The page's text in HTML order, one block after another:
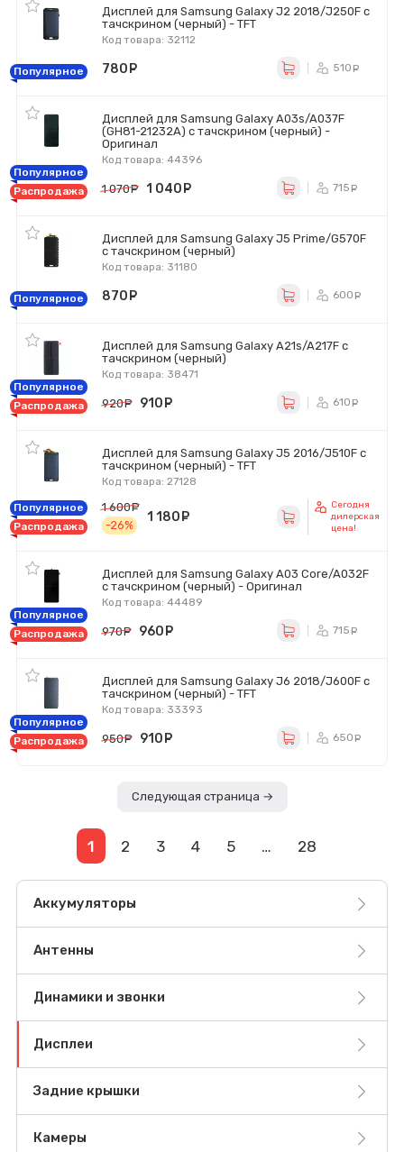
Дисплей для Samsung Galaxy J2 2018/J250F с
тачскрином (черный) - TFT
Код товара: 32112
Популярное 780 510
Дисплей для Samsung Galaxy A03s/A037F
(GH81-21232A) с тачскрином (черный) -
Оригинал
Код товара: 44396
Популярное
Распродажа
1 070 руб.
1 040 715
Дисплей для Samsung Galaxy J5 Prime/G570F
с тачскрином (черный)
Код товара: 31180
Популярное 870 600
Дисплей для Samsung Galaxy A21s/A217F с
тачскрином (черный)
Код товара: 38471
Популярное
Распродажа
920 руб.
910 610
Дисплей для Samsung Galaxy J5 2016/J510F с
тачскрином (черный) - TFT
Код товара: 27128
Популярное
Распродажа
1 600
-26%
1 180
Сегодня
дилерская
цена!
Дисплей для Samsung Galaxy A03 Core/A032F
с тачскрином (черный) - Оригинал
Код товара: 44489
Популярное
Распродажа
970 руб.
960 715
Дисплей для Samsung Galaxy J6 2018/J600F с
тачскрином (черный) - TFT
Код товара: 33393
Популярное
Распродажа
950 руб.
910 650
Следующая страница →
1 2 3 4 5 … 28
Аккумуляторы
Антенны
Динамики и звонки
Дисплеи
Задние крышки
Камеры